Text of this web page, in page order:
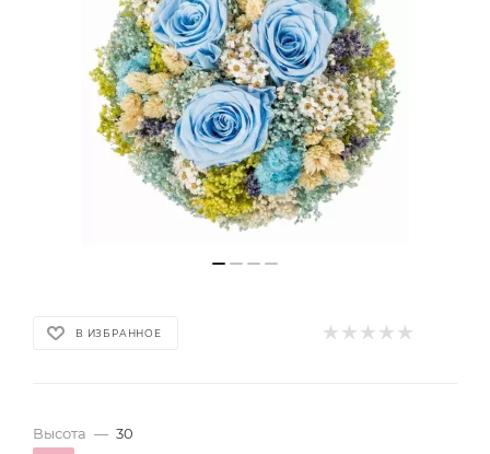
В ИЗБРАННОЕ
Высота — 30